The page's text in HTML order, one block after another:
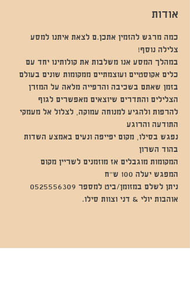
אודות
כמה מרגש להזמין אתכן.ם לצאת איתנו למסע
צלילה נוסף!
במהלך המסע אנו משלבות את קולותינו יחד עם
הצלילים והתדרים שיוצאים מאפשרים לגוף
להרפות ולהגיע למנוחה עמוקה, לצלול אל מעמקי
התודעה והרוגע
נפגש בסילו, מקום יפייפה ונעים באמצע השדות
בהוד השרון
המקומות מוגבלים אז מוזמנים לשריין מקום
ניתן לשלם במזומן/ביט למספר 0525556309
אוהבות יולי & דני וצוות סילו.